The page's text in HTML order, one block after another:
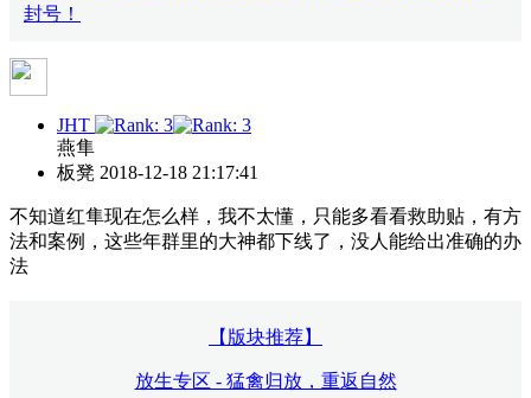
封号！
JHT
燕隼
板凳 2018-12-18 21:17:41
不知道红隼现在怎么样，我不太懂，只能多看看救助贴，有方
法和案例，这些年群里的大神都下线了，没人能给出准确的办
法
【版块推荐】
放生专区 - 猛禽归放，重返自然